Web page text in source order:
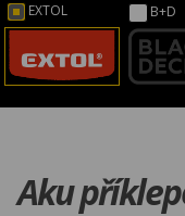
EXTOL B+D
Aku